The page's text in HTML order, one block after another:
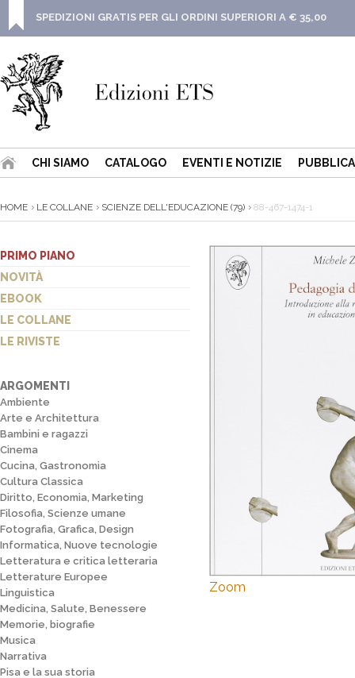
SPEDIZIONI GRATIS PER GLI ORDINI SUPERIORI A € 35,00
CHI SIAMO CATALOGO EVENTI E NOTIZIE
HOME LE COLLANE SCIENZE DELL'EDUCAZIONE (79) 88-467-1474-1
PRIMO PIANO
NOVITÀ
EBOOK
LE COLLANE
LE RIVISTE
ARGOMENTI
Ambiente
Arte e Architettura
Bambini e ragazzi
Cinema
Cucina, Gastronomia
Cultura Classica
Diritto, Economia, Marketing
Filosofia, Scienze umane
Fotografia, Grafica, Design
Informatica, Nuove tecnologie
Letteratura e critica letteraria
Letterature Europee
Linguistica
Medicina, Salute, Benessere
Memorie, biografie
Musica
Narrativa
Pisa e la sua storia
Zoom